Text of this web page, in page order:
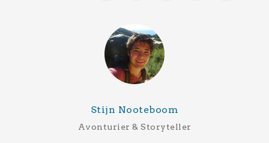
Stijn Nooteboom
Avonturier & Storyteller